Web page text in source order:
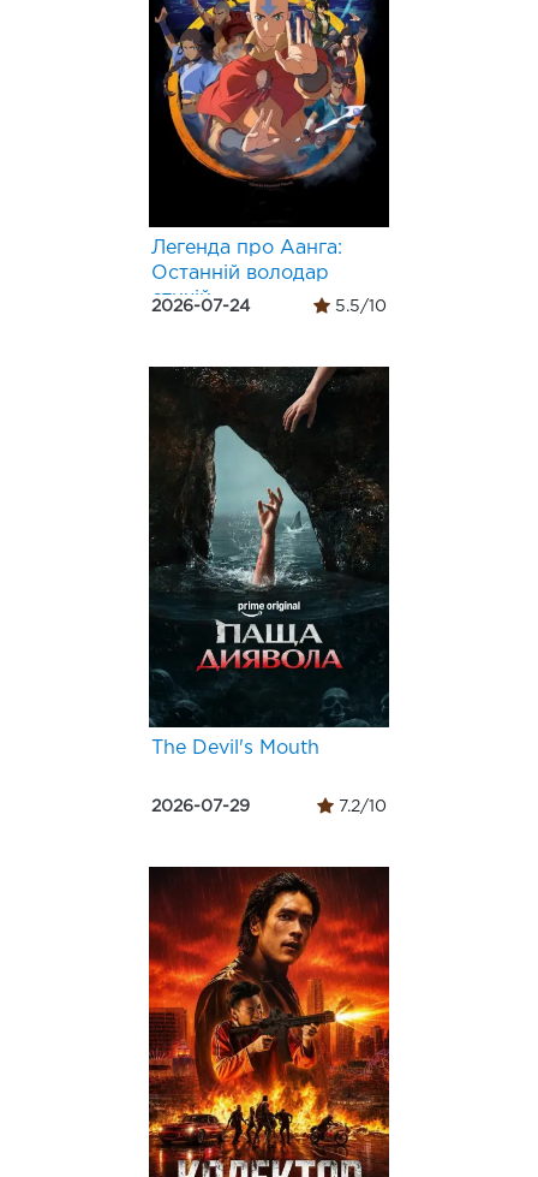
Легенда про Аанга:
Останній володар
стихій
2026-07-24 5.5/10
The Devil's Mouth
2026-07-29 7.2/10